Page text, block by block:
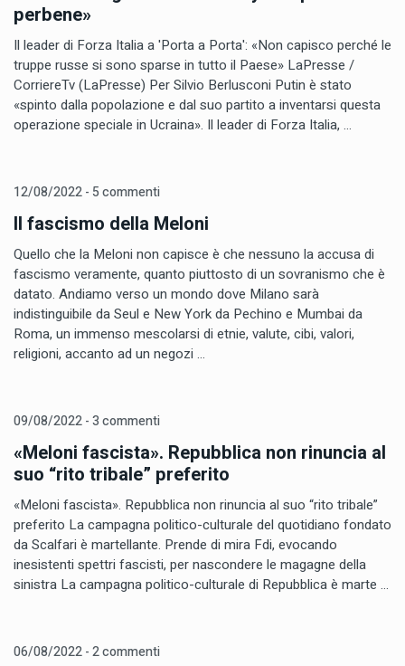
perbene»
Il leader di Forza Italia a 'Porta a Porta': «Non capisco perché le
truppe russe si sono sparse in tutto il Paese» LaPresse /
CorriereTv (LaPresse) Per Silvio Berlusconi Putin è stato
«spinto dalla popolazione e dal suo partito a inventarsi questa
operazione speciale in Ucraina». Il leader di Forza Italia, ...
12/08/2022 - 5 commenti
Il fascismo della Meloni
Quello che la Meloni non capisce è che nessuno la accusa di
fascismo veramente, quanto piuttosto di un sovranismo che è
datato. Andiamo verso un mondo dove Milano sarà
indistinguibile da Seul e New York da Pechino e Mumbai da
Roma, un immenso mescolarsi di etnie, valute, cibi, valori,
religioni, accanto ad un negozi ...
09/08/2022 - 3 commenti
«Meloni fascista». Repubblica non rinuncia al
suo “rito tribale” preferito
«Meloni fascista». Repubblica non rinuncia al suo “rito tribale”
preferito La campagna politico-culturale del quotidiano fondato
da Scalfari è martellante. Prende di mira Fdi, evocando
inesistenti spettri fascisti, per nascondere le magagne della
sinistra La campagna politico-culturale di Repubblica è marte ...
06/08/2022 - 2 commenti